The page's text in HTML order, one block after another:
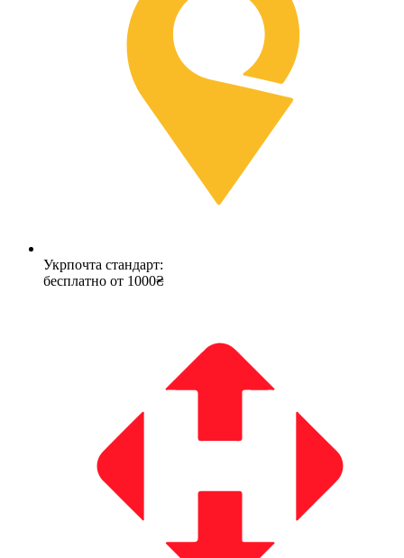
Укрпочта стандарт:
бесплатно от 1000₴